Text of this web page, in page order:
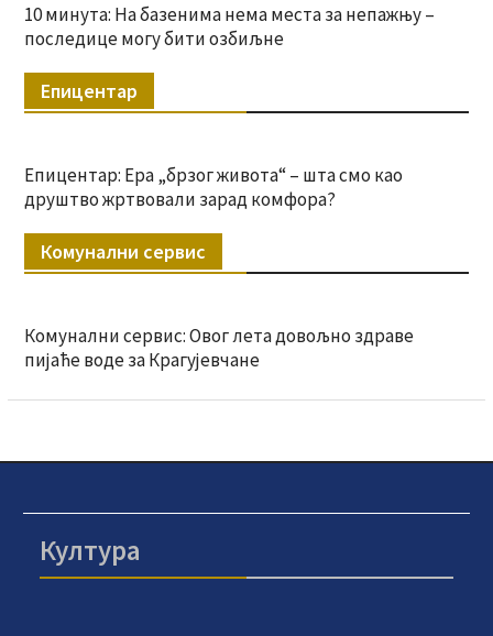
10 минута: На базенима нема места за непажњу –
последице могу бити озбиљне
Епицентар
Епицентар: Ера „брзог живота“ – шта смо као
друштво жртвовали зарад комфора?
Комунални сервис
Комунални сервис: Овог лета довољно здраве
пијаће воде за Крагујевчане
Култура